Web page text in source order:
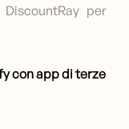
per
con app di terze